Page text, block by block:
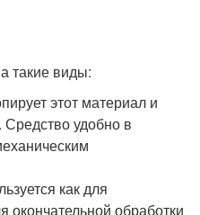
такие виды:
этот материал и
удобно в
как для
окончательной обработки